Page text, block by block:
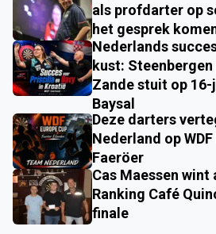
als profdarter op
het gesprek
Nederlands
kust:
Zande stuit op
Baysal
Deze darters
Nederland op
Faeröer
Cas Maessen
Ranking Café
finale